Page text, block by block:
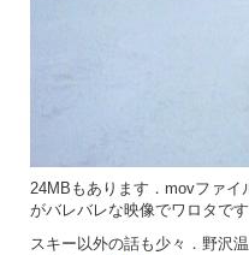
24MBもあります．movファ
がバレバレな映像でワロタで
スキー以外の話も少々．野沢